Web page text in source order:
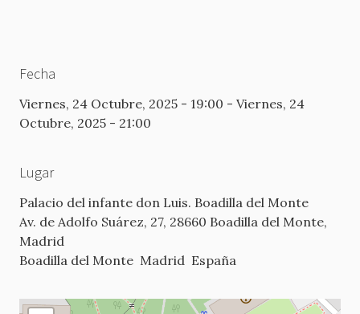
Fecha
Viernes, 24 Octubre, 2025 - 19:00 - Viernes, 24
Octubre, 2025 - 21:00
Lugar
Palacio del infante don Luis. Boadilla del Monte
Av. de Adolfo Suárez, 27, 28660 Boadilla del Monte,
Madrid
Boadilla del Monte Madrid España